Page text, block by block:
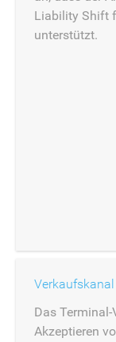
Liability Shift
unterstützt.
Das
Akzeptieren